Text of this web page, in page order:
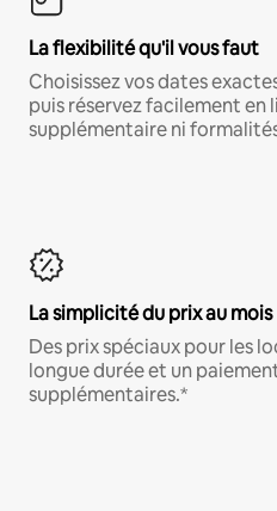
La flexibilité qu'il vous faut
Choisissez vos dates
puis réservez facilement en
supplémentaire ni
La simplicité du prix au mois
Des prix spéciaux pour les
longue durée et un
supplémentaires.*